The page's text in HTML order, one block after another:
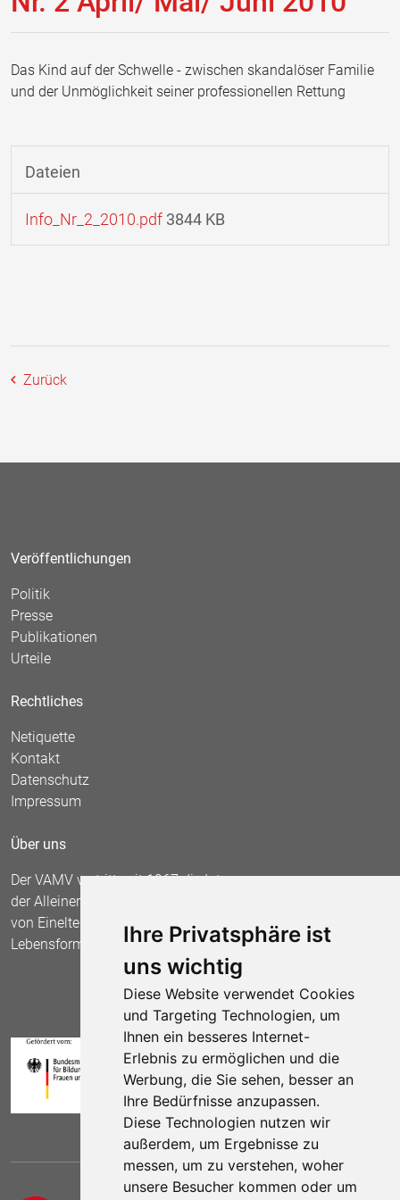
Ihre Privatsphäre ist
uns wichtig
Diese Website verwendet Cookies
und Targeting Technologien, um
Ihnen ein besseres Internet-
Erlebnis zu ermöglichen und die
Werbung, die Sie sehen, besser an
Ihre Bedürfnisse anzupassen.
Diese Technologien nutzen wir
außerdem, um Ergebnisse zu
messen, um zu verstehen, woher
unsere Besucher kommen oder um
Das Kind auf der Schwelle - zwischen skandalöser Familie
und der Unmöglichkeit seiner professionellen Rettung
Dateien
Info_Nr_2_2010.pdf 3844 KB
Zurück
Veröffentlichungen
Politik
Presse
Publikationen
Urteile
Rechtliches
Netiquette
Kontakt
Datenschutz
Impressum
Über uns
Der VAMV vertritt seit 1967 die Interessen
der Alleinerziehenden und fordert die Anerkennung
von Einelternfamilien als gleichberechtigte
Lebensform.